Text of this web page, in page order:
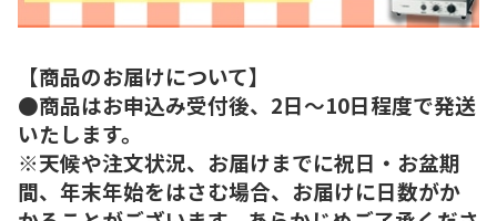
【商品のお届けについて】
●商品はお申込み受付後、2日～10日程度で発送
いたします。
※天候や注文状況、お届けまでに祝日・お盆期
間、年末年始をはさむ場合、お届けに日数がか